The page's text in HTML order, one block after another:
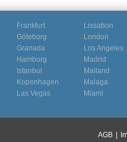
Frankfurt
Göteborg
Granada
Hamburg
Istanbul
Kopenhagen
Las Vegas
Lissabon
London
Los Angeles
Madrid
Mailand
Malaga
Miami
AGB |